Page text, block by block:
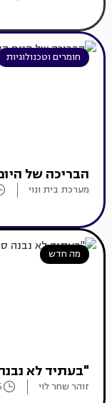
חומרים וטכנולוגיות
הבריכה של
מערכת בית ונוי
מה חדש
"בעתיד לא
זוהר שחר לוי